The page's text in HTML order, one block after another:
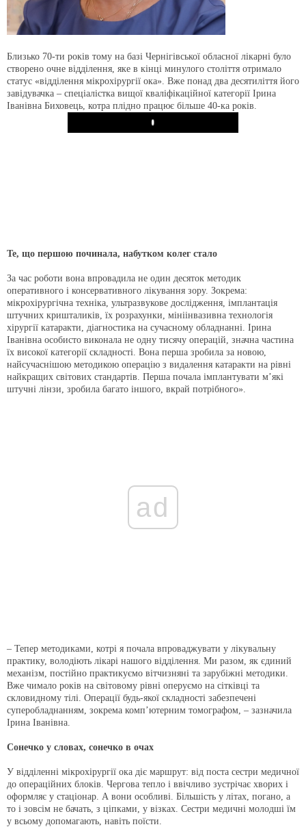
Близько 70-ти років тому на базі Чернігівської обласної лікарні було
створено очне відділення, яке в кінці минулого століття отримало
статус «відділення мікрохірургії ока». Вже понад два десятиліття його
завідувачка – спеціалістка вищої кваліфікаційної категорії Ірина
Іванівна Биховець, котра плідно працює більше 40-ка років.
Play
Те, що першою починала, набутком колег стало
За час роботи вона впровадила не один десяток методик
оперативного і консервативного лікування зору. Зокрема:
мікрохірургічна техніка, ультразвукове дослідження, імплантація
штучних кришталиків, їх розрахунки, мініінвазивна технологія
хірургії катаракти, діагностика на сучасному обладнанні. Ірина
Іванівна особисто виконала не одну тисячу операцій, значна частина
їх високої категорії складності. Вона перша зробила за новою,
найсучаснішою методикою операцію з видалення катаракти на рівні
найкращих світових стандартів. Перша почала імплантувати м’які
штучні лінзи, зробила багато іншого, вкрай потрібного».
ad
– Тепер методиками, котрі я почала впроваджувати у лікувальну
практику, володіють лікарі нашого відділення. Ми разом, як єдиний
механізм, постійно практикуємо вітчизняні та зарубіжні методики.
Вже чимало років на світовому рівні оперуємо на сітківці та
скловидному тілі. Операції будь-якої складності забезпечені
суперобладнанням, зокрема комп’ютерним томографом, – зазначила
Ірина Іванівна.
Сонечко у словах, сонечко в очах
У відділенні мікрохірургії ока діє маршрут: від поста сестри медичної
до операційних блоків. Чергова тепло і ввічливо зустрічає хворих і
оформляє у стаціонар. А вони особливі. Більшість у літах, погано, а
то і зовсім не бачать, з ціпками, у візках. Сестри медичні молодші їм
у всьому допомагають, навіть поїсти.